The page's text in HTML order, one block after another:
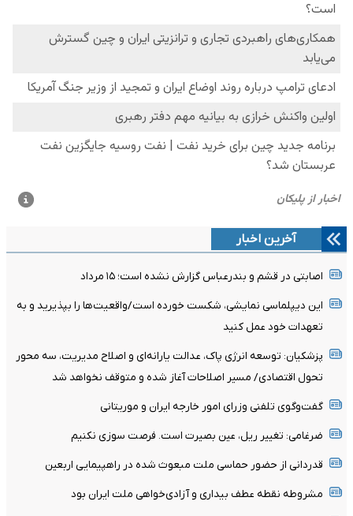
آخرین اخبار
اصابتی در قشم و بندرعباس گزارش نشده است؛ ۱۵ مرداد
این دیپلماسی نمایشی، شکست خورده است/واقعیت‌ها را بپذیرید و به
تعهدات خود عمل کنید
پزشکیان: توسعه انرژی پاک، عدالت یارانه‌ای و اصلاح مدیریت، سه محور
تحول اقتصادی/ مسیر اصلاحات آغاز شده و متوقف نخواهد شد
گفت‌وگوی تلفنی وزرای امور خارجه ایران و موریتانی
ضرغامی: تغییر ریل، عین بصیرت است. فرصت سوزی نکنیم
قدردانی از حضور حماسی ملت مبعوث شده در راهپیمایی اربعین
مشروطه نقطه عطف بیداری و آزادی‌خواهی ملت ایران بود